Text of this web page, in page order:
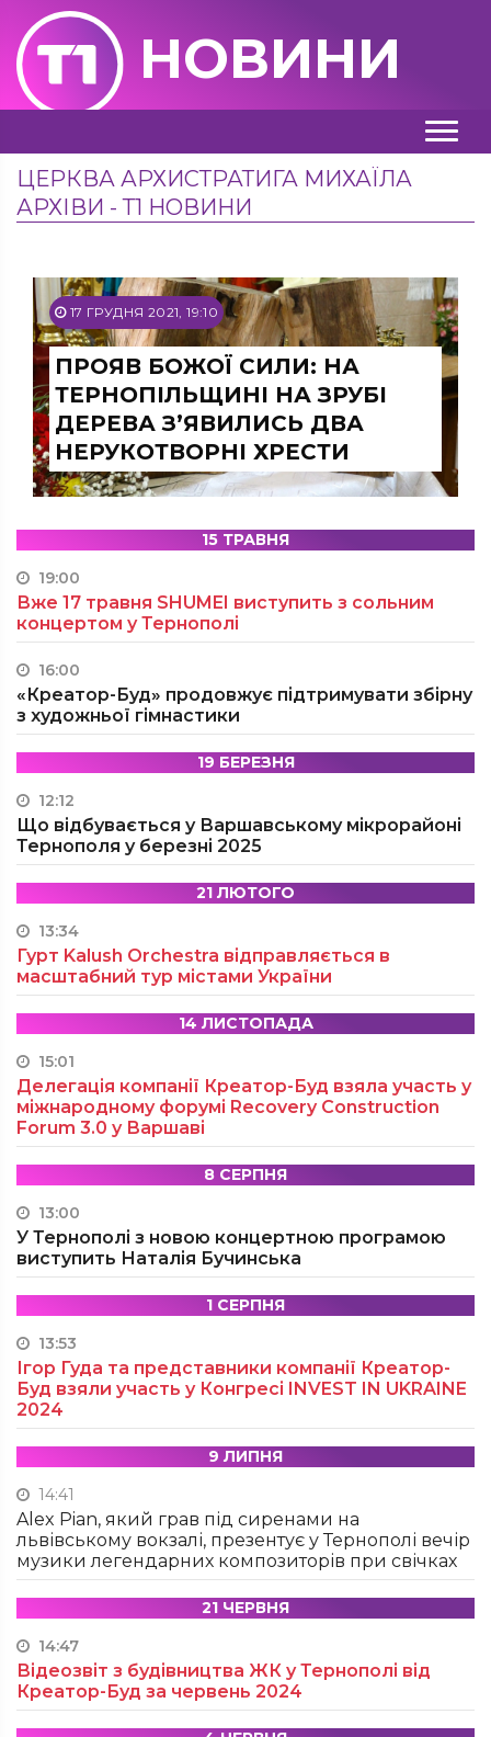
НОВИНИ
ЦЕРКВА АРХИСТРАТИГА МИХАЇЛА
АРХІВИ - Т1 НОВИНИ
17 ГРУДНЯ 2021, 19:10
ПРОЯВ БОЖОЇ СИЛИ: НА
ТЕРНОПІЛЬЩИНІ НА ЗРУБІ
ДЕРЕВА З’ЯВИЛИСЬ ДВА
НЕРУКОТВОРНІ ХРЕСТИ
15 ТРАВНЯ
19:00
Вже 17 травня SHUMEI виступить з сольним
концертом у Тернополі
16:00
«Креатор-Буд» продовжує підтримувати збірну
з художньої гімнастики
19 БЕРЕЗНЯ
12:12
Що відбувається у Варшавському мікрорайоні
Тернополя у березні 2025
21 ЛЮТОГО
13:34
Гурт Kalush Orchestra відправляється в
масштабний тур містами України
14 ЛИСТОПАДА
15:01
Делегація компанії Креатор-Буд взяла участь у
міжнародному форумі Recovery Construction
Forum 3.0 у Варшаві
8 СЕРПНЯ
13:00
У Тернополі з новою концертною програмою
виступить Наталія Бучинська
1 СЕРПНЯ
13:53
Ігор Гуда та представники компанії Креатор-
Буд взяли участь у Конгресі INVEST IN UKRAINE
2024
9 ЛИПНЯ
14:41
Alex Pian, який грав під сиренами на
львівському вокзалі, презентує у Тернополі вечір
музики легендарних композиторів при свічках
21 ЧЕРВНЯ
14:47
Відеозвіт з будівництва ЖК у Тернополі від
Креатор-Буд за червень 2024